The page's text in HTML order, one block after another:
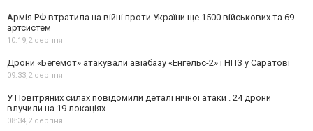
Армія РФ втратила на війні проти України ще 1500 військових та 69
артсистем
10:19,2 серпня
Дрони «Бегемот» атакували авіабазу «Енгельс-2» і НПЗ у Саратові
09:33,2 серпня
У Повітряних силах повідомили деталі нічної атаки . 24 дрони
влучили на 19 локаціях
08:34,2 серпня